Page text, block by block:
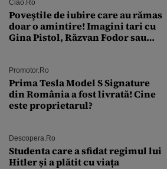
Ciao.ro
Poveştile de iubire care au rămas
doar o amintire! Imagini tari cu
Gina Pistol, Răzvan Fodor sau
Promotor.ro
Prima Tesla Model S Signature
din România a fost livrată! Cine
este proprietarul?
Descopera.ro
Studenta care a sfidat regimul lui
Hitler și a plătit cu viața